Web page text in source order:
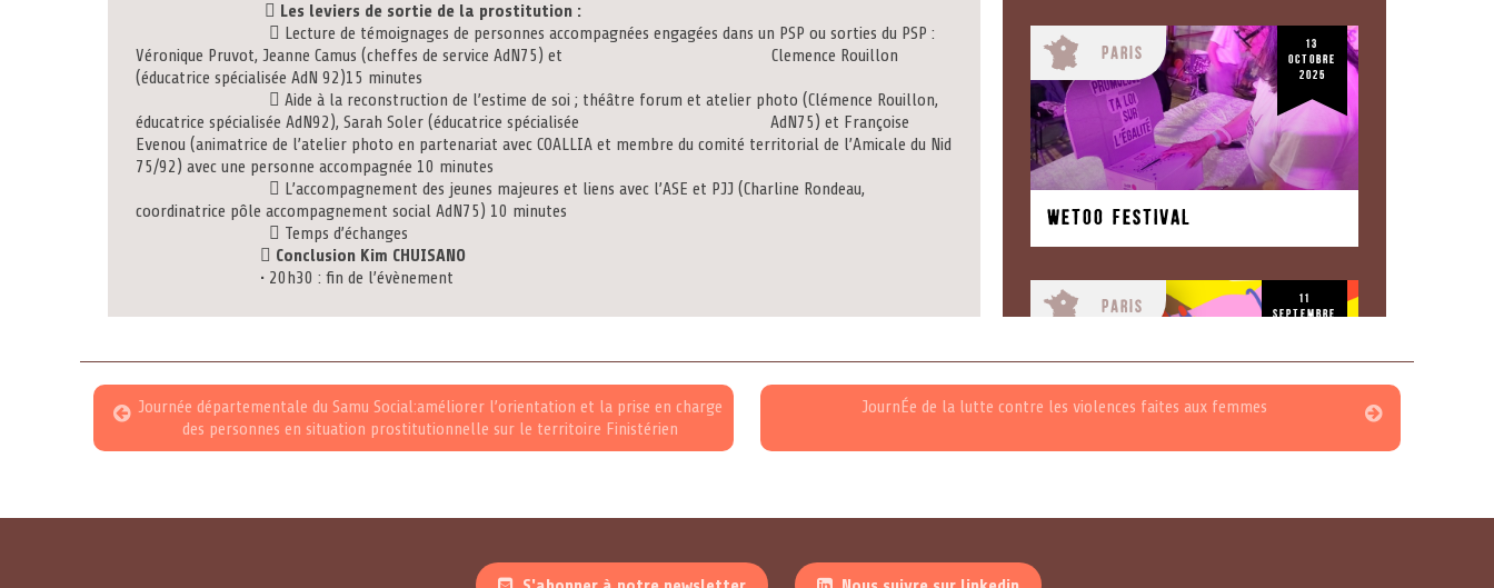
 Les leviers de sortie de la prostitution :
 Lecture de témoignages de personnes accompagnées engagées dans un PSP ou sorties du PSP :
Véronique Pruvot, Jeanne Camus (cheffes de service AdN75) et Clemence Rouillon
(éducatrice spécialisée AdN 92)15 minutes
 Aide à la reconstruction de l’estime de soi ; théâtre forum et atelier photo (Clémence Rouillon,
éducatrice spécialisée AdN92), Sarah Soler (éducatrice spécialisée AdN75) et Françoise
Evenou (animatrice de l’atelier photo en partenariat avec COALLIA et membre du comité territorial de l’Amicale du Nid
75/92) avec une personne accompagnée 10 minutes
 L’accompagnement des jeunes majeures et liens avec l’ASE et PJJ (Charline Rondeau,
coordinatrice pôle accompagnement social AdN75) 10 minutes
 Temps d’échanges
 Conclusion Kim CHUISANO
• 20h30 : fin de l’évènement
Paris
13
octobre
2025
Wetoo festival
Paris
11
septembre
Journée départementale du Samu Social:améliorer l’orientation et la prise en charge
des personnes en situation prostitutionnelle sur le territoire Finistérien
JournÉe de la lutte contre les violences faites aux femmes